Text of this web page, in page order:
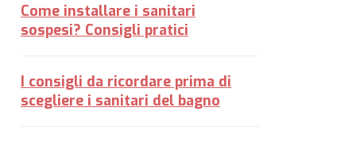
Come installare i sanitari
sospesi? Consigli pratici
I consigli da ricordare prima di
scegliere i sanitari del bagno